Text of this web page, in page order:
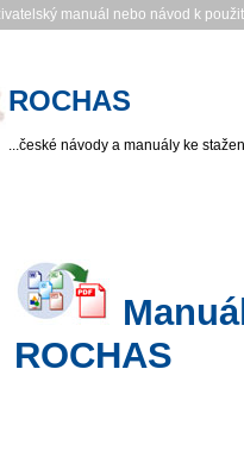
manuál nebo návod k
ROCHAS
...české návody a manuály ke
ROCHAS